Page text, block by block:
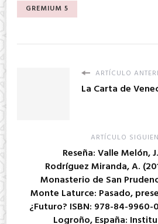
GREMIUM 5
ARTÍCULO
La Carta de
ARTÍCULO
Reseña: Valle Melón,
Rodríguez Miranda, A.
Monasterio de San
Monte Laturce: Pasado,
¿Futuro? ISBN: 978-84-9960-
Logroño, España: